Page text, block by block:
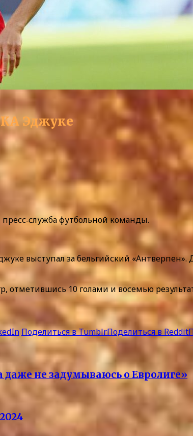
Эджуке
футбольной команды.
выступал за бельгийский «Антверпен».
отметившись 10 голами и восемью
Поделиться в TumblrПоделиться в Reddit
не задумываюсь о Евролиге»